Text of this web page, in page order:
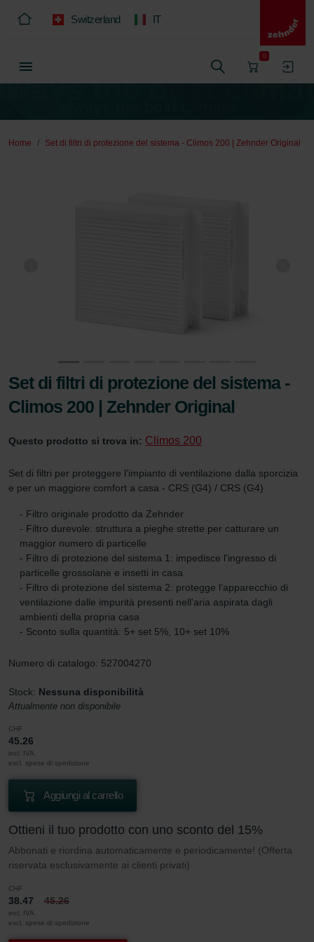
Switzerland IT
0
Home Set di filtri di protezione del sistema - Climos 200 | Zehnder Original
Set di filtri di protezione del sistema -
Climos 200 | Zehnder Original
Questo prodotto si trova in: Climos 200
Set di filtri per proteggere l’impianto di ventilazione dalla sporcizia
e per un maggiore comfort a casa - CRS (G4) / CRS (G4)
- Filtro originale prodotto da Zehnder
- Filtro durevole: struttura a pieghe strette per catturare un
maggior numero di particelle
- Filtro di protezione del sistema 1: impedisce l'ingresso di
particelle grossolane e insetti in casa
- Filtro di protezione del sistema 2: protegge l’apparecchio di
ventilazione dalle impurità presenti nell'aria aspirata dagli
ambienti della propria casa
- Sconto sulla quantità: 5+ set 5%, 10+ set 10%
Numero di catalogo: 527004270
Stock: Nessuna disponibilità
Attualmente non disponibile
CHF
45.26
incl. IVA
escl. spese di spedizione
Aggiungi al carrello
Ottieni il tuo prodotto con uno sconto del 15%
Abbonati e riordina automaticamente e periodicamente! (Offerta
riservata esclusivamente ai clienti privati)
CHF
38.47 45.26
incl. IVA
escl. spese di spedizione